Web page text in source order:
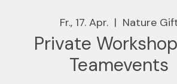
Fr., 17. Apr.
  |
Nature
Private
Teamevents